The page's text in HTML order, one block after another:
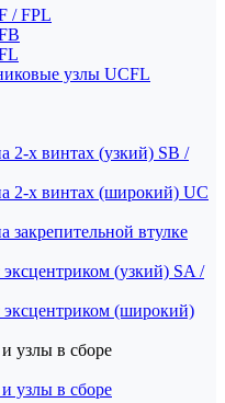
/ FPL
узлы UCFL
2-х винтах (узкий) SB /
2-х винтах (широкий) UC
втулке
(узкий) SA /
(широкий)
узлы в сборе
узлы в сборе